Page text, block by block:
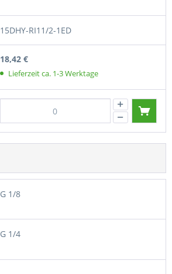
15DHY-RI11/2-1ED
18,42 €
Lieferzeit ca. 1-3 Werktage
G 1/8
G 1/4